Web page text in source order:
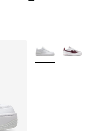
Plus de couleurs